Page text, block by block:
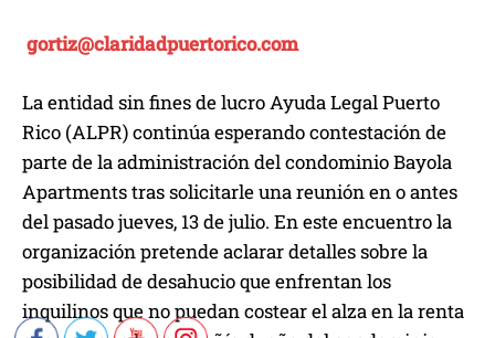
gortiz@claridadpuertorico.com
La entidad sin fines de lucro Ayuda Legal Puerto
Rico (ALPR) continúa esperando contestación de
parte de la administración del condominio Bayola
Apartments tras solicitarle una reunión en o antes
del pasado jueves, 13 de julio. En este encuentro la
organización pretende aclarar detalles sobre la
posibilidad de desahucio que enfrentan los
inquilinos que no puedan costear el alza en la renta